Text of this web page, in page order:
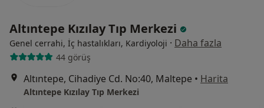
Altıntepe Kızılay Tıp Merkezi
Genel cerrahi, İç hastalıkları, Kardiyoloji · Daha fazla
44 görüş
Altıntepe, Cihadiye Cd. No:40, Maltepe • Harita
Altıntepe Kızılay Tıp Merkezi